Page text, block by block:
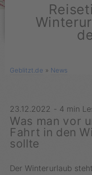
Geblitzt.de » News
23.12.2022 - 4 min
Was man vor
Fahrt in den
sollte
Der Winterurlaub